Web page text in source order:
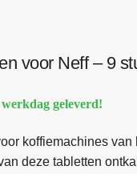
voor Neff – 9
geleverd!
koffiemachines van
deze tabletten